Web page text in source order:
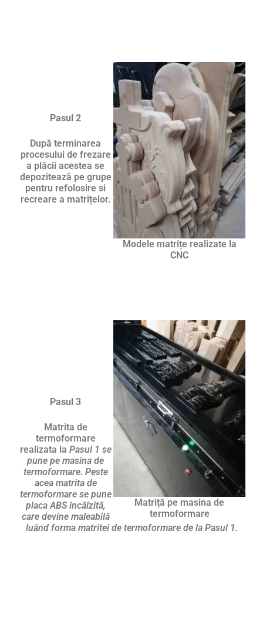
Modele matrițe realizate la
CNC
Pasul 2
După terminarea
procesului de frezare
a plăcii acestea se
depozitează pe grupe
pentru refolosire si
recreare a matrițelor.
Matriță pe masina de
termoformare
Pasul 3
Matrita de
termoformare
realizata la Pasul 1 se
pune pe masina de
termoformare. Peste
acea matrita de
termoformare se pune
placa ABS incălzită,
care devine maleabilă
luând forma matritei de termoformare de la Pasul 1.